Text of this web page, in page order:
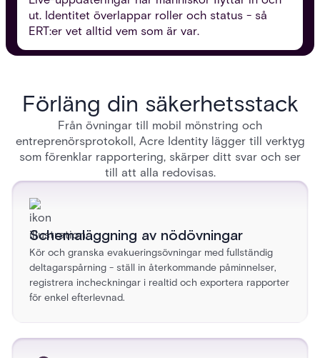
ut. Identitet överlappar roller och status - så
ERT:er vet alltid vem som är var.
Förläng din säkerhetsstack
Från övningar till mobil mönstring och
entreprenörsprotokoll, Acre Identity lägger till verktyg
som förenklar rapportering, skärper ditt svar och ser
till att alla redovisas.
Schemaläggning av nödövningar
Kör och granska evakueringsövningar med fullständig
deltagarspårning - ställ in återkommande påminnelser,
registrera incheckningar i realtid och exportera rapporter
för enkel efterlevnad.